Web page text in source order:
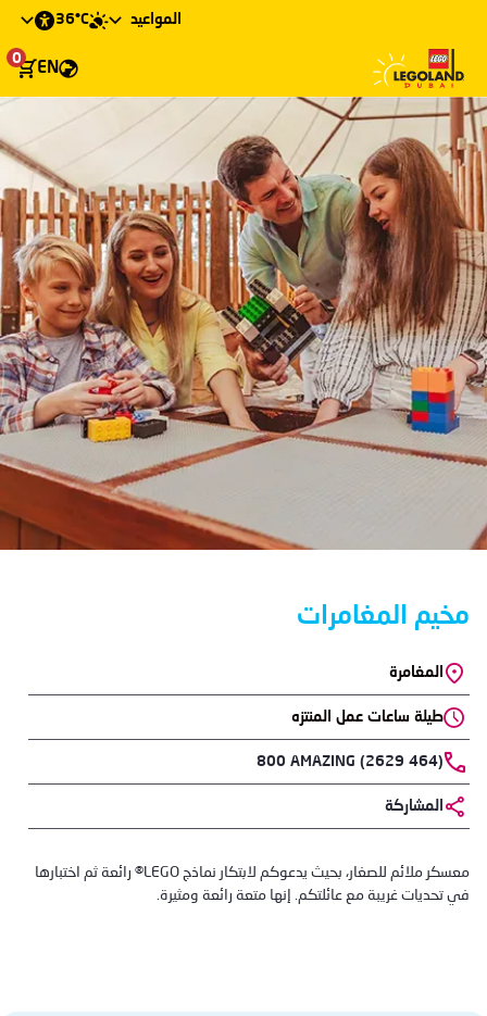
36°C المواعيد
EN
0
مخيم المغامرات
Location
المغامرة
طيلة ساعات عمل المنتزه
Phone
800 AMAZING (2629 464)
المشاركة
Body
معسكر ملائم للصغار، بحيث يدعوكم لابتكار نماذج LEGO® رائعة ثم اختبارها
في تحديات غريبة مع عائلتكم. إنها متعة رائعة ومثيرة.